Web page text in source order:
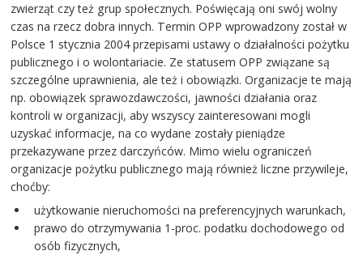
zwierząt czy też grup społecznych. Poświęcają oni swój wolny
czas na rzecz dobra innych. Termin OPP wprowadzony został w
Polsce 1 stycznia 2004 przepisami ustawy o działalności pożytku
publicznego i o wolontariacie. Ze statusem OPP związane są
szczególne uprawnienia, ale też i obowiązki. Organizacje te mają
np. obowiązek sprawozdawczości, jawności działania oraz
kontroli w organizacji, aby wszyscy zainteresowani mogli
uzyskać informacje, na co wydane zostały pieniądze
przekazywane przez darczyńców. Mimo wielu ograniczeń
organizacje pożytku publicznego mają również liczne przywileje,
choćby:
użytkowanie nieruchomości na preferencyjnych warunkach,
prawo do otrzymywania 1-proc. podatku dochodowego od
osób fizycznych,